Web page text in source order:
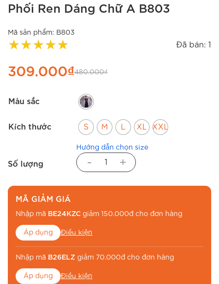
Phối Ren Dáng Chữ A B803
Mã sản phẩm: B803
★★★★★ Đã bán: 1
309.000₫480.000₫
Màu sắc
Kích thước S M L XL XXL
Số lượng - +
Hướng dẫn chọn size
MÃ GIẢM GIÁ
Nhập mã BE24KZC giảm 150.000đ cho đơn hàng
Áp dụng Điều kiện
Nhập mã B26ELZ giảm 70.000đ cho đơn hàng
Áp dụng Điều kiện